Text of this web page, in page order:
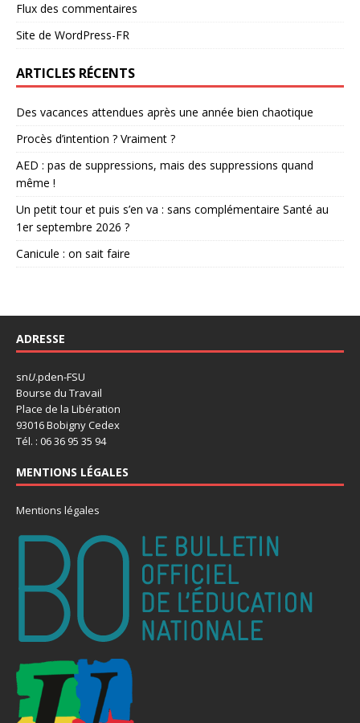
Flux des commentaires
Site de WordPress-FR
ARTICLES RÉCENTS
Des vacances attendues après une année bien chaotique
Procès d’intention ? Vraiment ?
AED : pas de suppressions, mais des suppressions quand
même !
Un petit tour et puis s’en va : sans complémentaire Santé au
1er septembre 2026 ?
Canicule : on sait faire
ADRESSE
snU.pden-FSU
Bourse du Travail
Place de la Libération
93016 Bobigny Cedex
Tél. : 06 36 95 35 94
MENTIONS LÉGALES
Mentions légales